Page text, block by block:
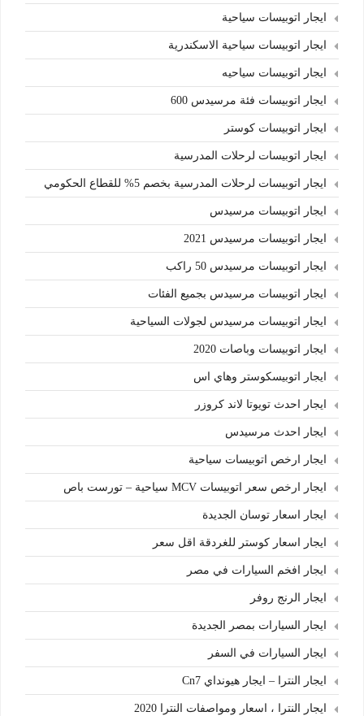
ايجار اتوبيسات سياحية
ايجار اتوبيسات سياحية الاسكندرية
ايجار اتوبيسات سياحيه
ايجار اتوبيسات فئة مرسيدس 600
ايجار اتوبيسات كوستر
ايجار اتوبيسات لرحلات المدرسية
ايجار اتوبيسات لرحلات المدرسية بخصم 5% للقطاع الحكومي
ايجار اتوبيسات مرسيدس
ايجار اتوبيسات مرسيدس 2021
ايجار اتوبيسات مرسيدس 50 راكب
ايجار اتوبيسات مرسيدس بجميع الفئات
ايجار اتوبيسات مرسيدس لجولات السياحية
ايجار اتوبيسات وباصات 2020
ايجار اتوبيسكوستر وهاي اس
ايجار احدث تويوتا لاند كروزر
ايجار احدث مرسيدس
ايجار ارخص اتوبيسات سياحية
ايجار ارخص سعر اتوبيسات MCV سياحية – تورست باص
ايجار اسعار توسان الجديدة
ايجار اسعار كوستر للغردقة اقل سعر
ايجار افخم السيارات في مصر
ايجار الرنج روفر
ايجار السيارات بمصر الجديدة
ايجار السيارات في السفر
ايجار النترا – ايجار هيونداي Cn7
ايجار النترا ، اسعار ومواصفات النترا 2020